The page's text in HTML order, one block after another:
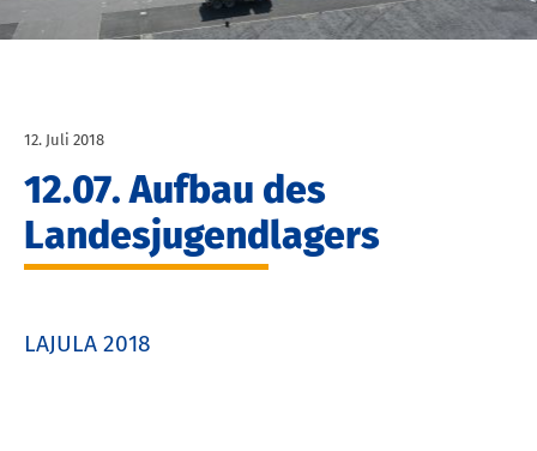
12. Juli 2018
12.07. Aufbau des
Landesjugendlagers
LAJULA 2018